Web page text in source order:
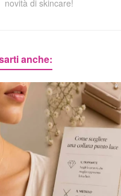
novità di skincare!
anche: